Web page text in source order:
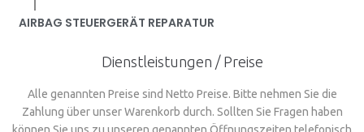
AIRBAG STEUERGERÄT REPARATUR
Dienstleistungen / Preise
Alle genannten Preise sind Netto Preise. Bitte nehmen Sie die
Zahlung über unser Warenkorb durch. Sollten Sie Fragen haben